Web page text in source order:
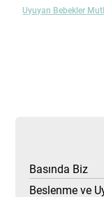
Uyuyan Bebekler
Basında Biz
Beslenme ve